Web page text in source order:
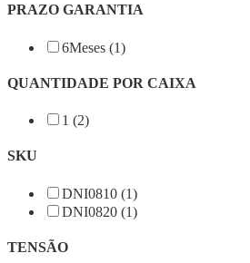
PRAZO GARANTIA
6Meses (1)
QUANTIDADE POR CAIXA
1 (2)
SKU
DNI0810 (1)
DNI0820 (1)
TENSÃO